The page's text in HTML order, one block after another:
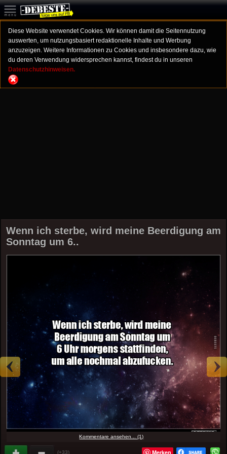
Diese Website verwendet Cookies. Wir können damit die Seitennutzung
auswerten, um nutzungsbasiert redaktionelle Inhalte und Werbung
anzuzeigen. Weitere Informationen zu Cookies und insbesondere dazu, wie
du deren Verwendung widersprechen kannst, findest du in unseren
Datenschutzhinweisen.
Wenn ich sterbe, wird meine Beerdigung am
Sonntag um 6..
Kommentare ansehen... (1)
(+33) Merken